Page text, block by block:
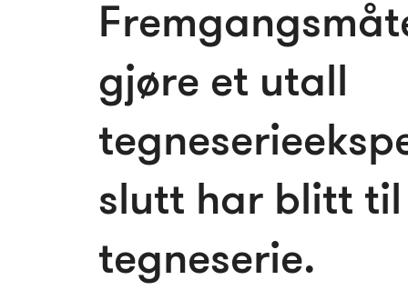
gjøre et utall
slutt har blitt
tegneserie.